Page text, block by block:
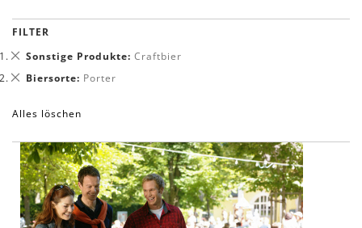
FILTER
Sonstige Produkte Craftbier
Dies
Biersorte Porter
Dies
Alles löschen